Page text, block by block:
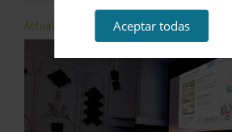
Actualidad Aceptar todas